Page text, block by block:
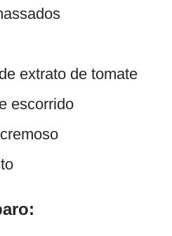
extrato de tomate
escorrido